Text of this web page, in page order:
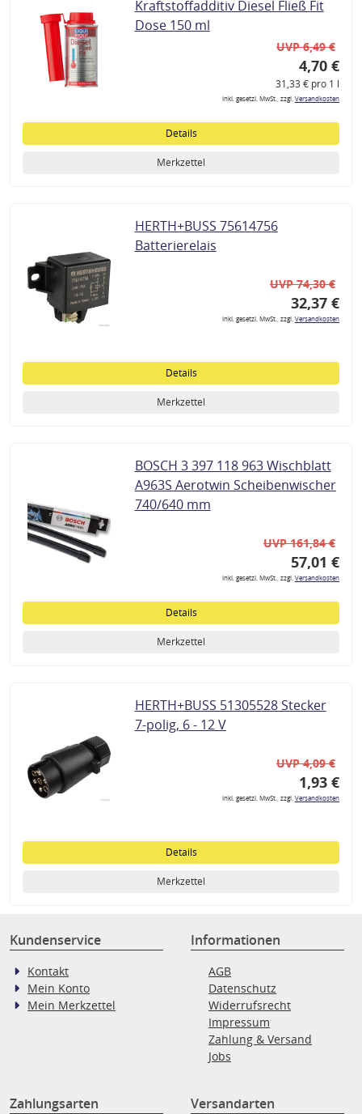
Kraftstoffadditiv Diesel Fließ Fit
Dose 150 ml
UVP 6,49 €
4,70 €
31,33 € pro 1 l
inkl. gesetzl. MwSt., zzgl.Versandkosten
Details
Merkzettel
HERTH+BUSS 75614756
Batterierelais
UVP 74,30 €
32,37 €
inkl. gesetzl. MwSt., zzgl.Versandkosten
Details
Merkzettel
BOSCH 3 397 118 963 Wischblatt
A963S Aerotwin Scheibenwischer
740/640 mm
UVP 161,84 €
57,01 €
inkl. gesetzl. MwSt., zzgl.Versandkosten
Details
Merkzettel
HERTH+BUSS 51305528 Stecker
7-polig, 6 - 12 V
UVP 4,09 €
1,93 €
inkl. gesetzl. MwSt., zzgl.Versandkosten
Details
Merkzettel
Kundenservice
Kontakt
Mein Konto
Mein Merkzettel
Informationen
AGB
Datenschutz
Widerrufsrecht
Impressum
Zahlung & Versand
Jobs
Zahlungsarten Versandarten